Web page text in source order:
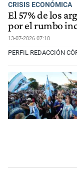
CRISIS ECONÓMICA
El 57% de los
por el rumbo
13-07-2026 07:10
PERFIL REDACCIÓN